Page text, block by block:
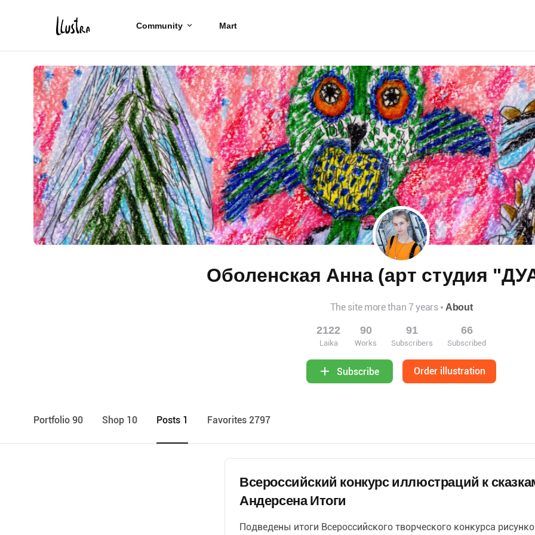
Community Mart
Оболенская Анна (арт студия
The site more than 7 years About
2122
Laika
90
Works
91
Subscribers
66
Subscribed
Subscribe Order illustration
Portfolio 90 Shop 10 Posts 1 Favorites 2797
Всероссийский конкурс иллюстраций к
Андерсена Итоги
Подведены итоги Всероссийского творческого конкурса